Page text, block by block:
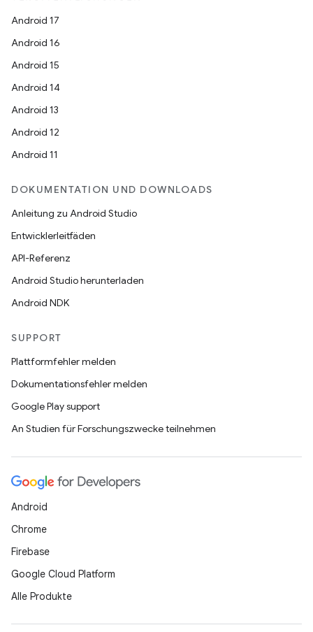
Android 17
Android 16
Android 15
Android 14
Android 13
Android 12
Android 11
DOKUMENTATION UND DOWNLOADS
Anleitung zu Android Studio
Entwicklerleitfäden
API-Referenz
Android Studio herunterladen
Android NDK
SUPPORT
Plattformfehler melden
Dokumentationsfehler melden
Google Play support
An Studien für Forschungszwecke teilnehmen
Android
Chrome
Firebase
Google Cloud Platform
Alle Produkte